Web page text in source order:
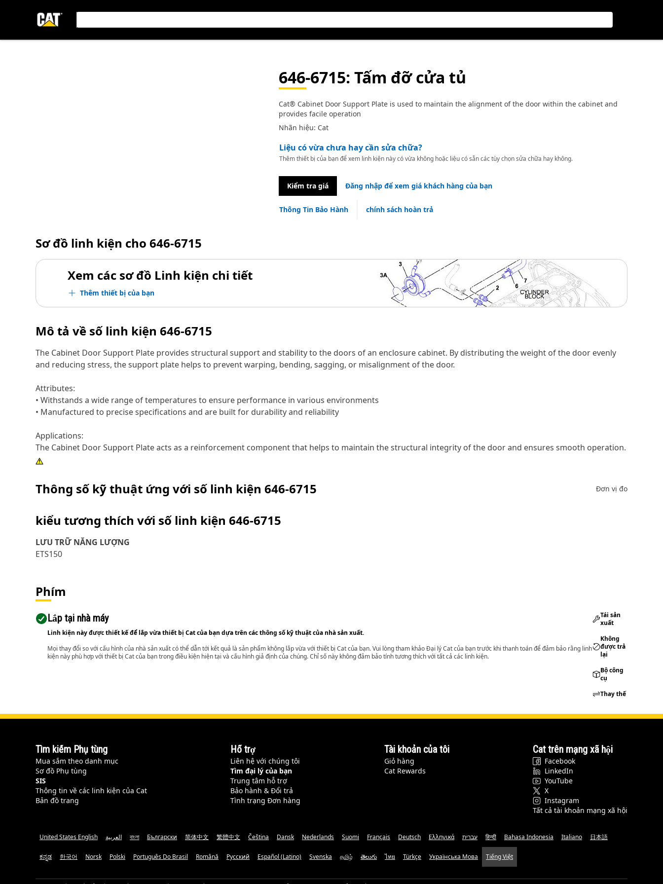
646-6715: Tấm đỡ cửa tủ
Cat® Cabinet Door Support Plate is used to maintain the alignment of the door within the cabinet and
provides facile operation
Nhãn hiệu: Cat
Liệu có vừa chưa hay cần sửa chữa?
Thêm thiết bị của bạn để xem linh kiện này có vừa không hoặc liệu có sẵn các tùy chọn sửa chữa hay không.
Kiểm tra giá Đăng nhập để xem giá khách hàng của bạn
Thông Tin Bảo Hành chính sách hoàn trả
Sơ đồ linh kiện cho 646-6715
Xem các sơ đồ Linh kiện chi tiết
Thêm thiết bị của bạn
Mô tả về số linh kiện 646-6715
The Cabinet Door Support Plate provides structural support and stability to the doors of an enclosure cabinet. By distributing the weight of the door evenly
and reducing stress, the support plate helps to prevent warping, bending, sagging, or misalignment of the door.
Attributes:
• Withstands a wide range of temperatures to ensure performance in various environments
• Manufactured to precise specifications and are built for durability and reliability
Applications:
The Cabinet Door Support Plate acts as a reinforcement component that helps to maintain the structural integrity of the door and ensures smooth operation.
Thông số kỹ thuật ứng với số linh kiện 646-6715 Đơn vị đo
kiểu tương thích với số linh kiện 646-6715
LƯU TRỮ NĂNG LƯỢNG
ETS150
Phím
Lắp tại nhà máy
Linh kiện này được thiết kế để lắp vừa thiết bị Cat của bạn dựa trên các thông số kỹ thuật của nhà sản xuất.
Mọi thay đổi so với cấu hình của nhà sản xuất có thể dẫn tới kết quả là sản phẩm không lắp vừa với thiết bị Cat của bạn. Vui lòng tham khảo Đại lý Cat của bạn trước khi thanh toán để đảm bảo rằng linh
kiện này phù hợp với thiết bị Cat của bạn trong điều kiện hiện tại và cấu hình giả định của chúng. Chỉ số này không đảm bảo tính tương thích với tất cả các linh kiện.
Tái sản
xuất
Không
được trả
lại
Bộ công
cụ
Thay thế
Tìm kiếm Phụ tùng
Mua sắm theo danh mục
Sơ đồ Phụ tùng
SIS
Thông tin về các linh kiện của Cat
Bản đồ trang
Hỗ trợ
Liên hệ với chúng tôi
Tìm đại lý của bạn
Trung tâm hỗ trợ
Bảo hành & Đổi trả
Tình trạng Đơn hàng
Tài khoản của tôi
Giỏ hàng
Cat Rewards
Cat trên mạng xã hội
Facebook
LinkedIn
YouTube
X
Instagram
Tất cả tài khoản mạng xã hội
United States English العربية বাংলা Български 简体中文 繁體中文 Čeština Dansk Nederlands Suomi Français Deutsch Ελληνικά עברית हिन्दी Bahasa Indonesia Italiano 日本語
ಕನ್ನಡ 한국어 Norsk Polski Português Do Brasil Română Русский Español (Latino) Svenska தமிழ் తెలుగు ไทย Türkçe Українська Мова Tiếng Việt